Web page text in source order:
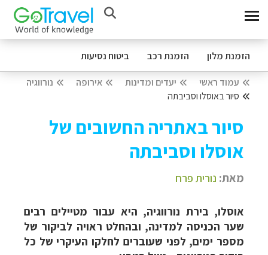
הזמנת מלון הזמנת רכב ביטוח נסיעות
עמוד ראשי יעדים ומדינות אירופה
נורווגיה
סיור באוסלו וסביבתה
סיור באתריה החשובים של
אוסלו וסביבתה
מאת: נורית פרח
אוסלו, בירת נורווגיה, היא עבור מטיילים רבים
שער הכניסה למדינה, ובהחלט ראויה לביקור של
מספר ימים, לפני שעוברים לחלקו העיקרי של כל